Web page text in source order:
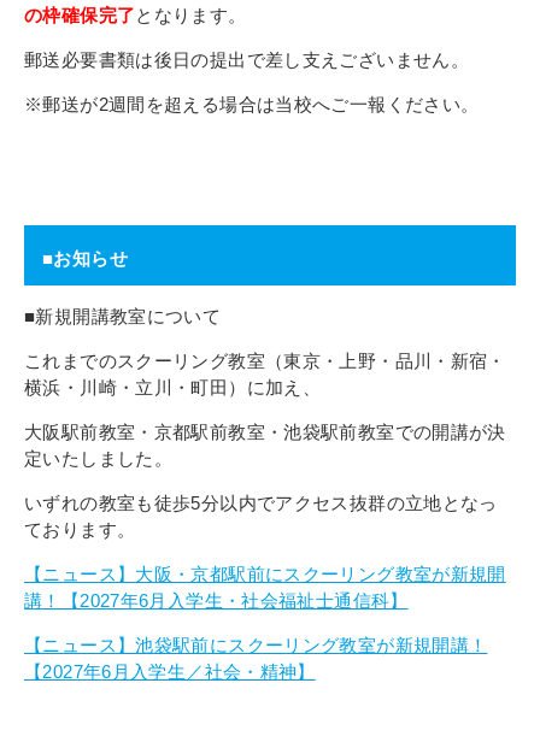
の枠確保完了となります。
郵送必要書類は後日の提出で差し支えございません。
※郵送が2週間を超える場合は当校へご一報ください。
■お知らせ
■新規開講教室について
これまでのスクーリング教室（東京・上野・品川・新宿・
横浜・川崎・立川・町田）に加え、
大阪駅前教室・京都駅前教室・池袋駅前教室での開講が決
定いたしました。
いずれの教室も徒歩5分以内でアクセス抜群の立地となっ
ております。
【ニュース】大阪・京都駅前にスクーリング教室が新規開
講！【2027年6月入学生・社会福祉士通信科】
【ニュース】池袋駅前にスクーリング教室が新規開講！
【2027年6月入学生／社会・精神】